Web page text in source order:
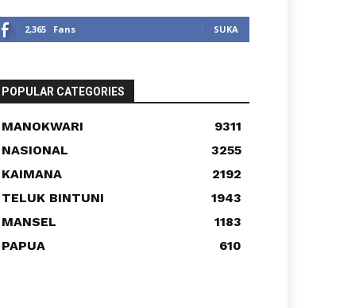
2,365 Fans SUKA
POPULAR CATEGORIES
MANOKWARI
9311
NASIONAL
3255
KAIMANA
2192
TELUK BINTUNI
1943
MANSEL
1183
PAPUA
610